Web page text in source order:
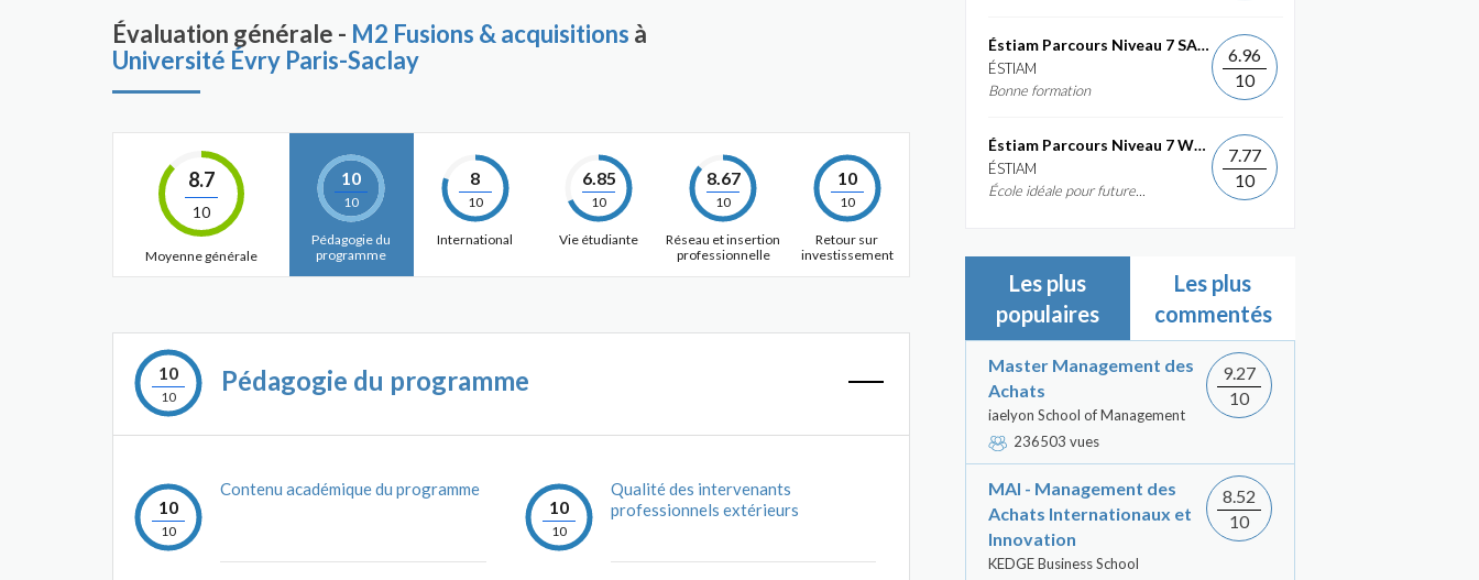
Évaluation générale - M2 Fusions & acquisitions à
Université Évry Paris-Saclay
8.7
10
Moyenne générale
10
10
Pédagogie du
programme
8
10
International
6.85
10
Vie étudiante
8.67
10
Réseau et insertion
professionnelle
10
10
Retour sur
investissement
10
10
Pédagogie du programme
10
10
Contenu académique du programme
10
10
Qualité des intervenants
professionnels extérieurs
Éstiam Parcours Niveau 7 SAP ERP...
ÉSTIAM
Bonne formation
6.96
10
Éstiam Parcours Niveau 7 Web &...
ÉSTIAM
École idéale pour future...
7.77
10
Les plus
populaires
Les plus
commentés
Master Management des
Achats
iaelyon School of Management
236503 vues
9.27
10
MAI - Management des
Achats Internationaux et
Innovation
KEDGE Business School
8.52
10